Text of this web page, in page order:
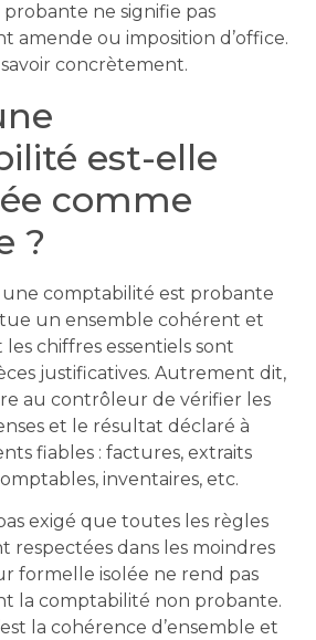
ne signifie pas
amende ou imposition d’office.
concrètement.
est-elle
comme
?
une comptabilité est probante
un ensemble cohérent et
chiffres essentiels sont
justificatives. Autrement dit,
au contrôleur de vérifier les
et le résultat déclaré à
fiables : factures, extraits
inventaires, etc.
exigé que toutes les règles
respectées dans les moindres
formelle isolée ne rend pas
la comptabilité non probante.
la cohérence d’ensemble et